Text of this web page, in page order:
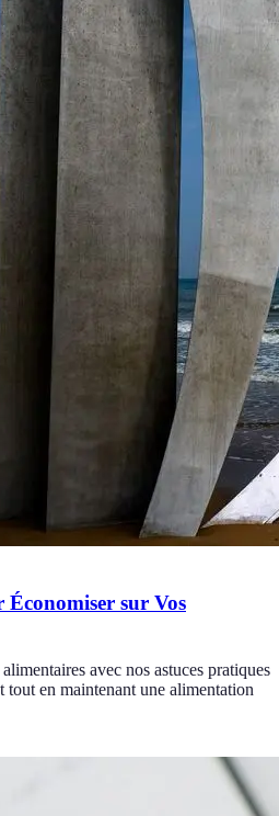
Économiser sur Vos
avec nos astuces pratiques
tout en maintenant une alimentation